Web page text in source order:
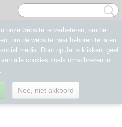
onze website te verbeteren, om het
om de website naar behoren te laten
media. Door op Ja te klikken, geef
alle cookies zoals omschreven in
Nee, niet akkoord